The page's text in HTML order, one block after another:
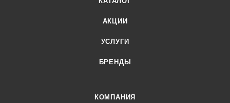
АКЦИИ
УСЛУГИ
БРЕНДЫ
КОМПАНИЯ